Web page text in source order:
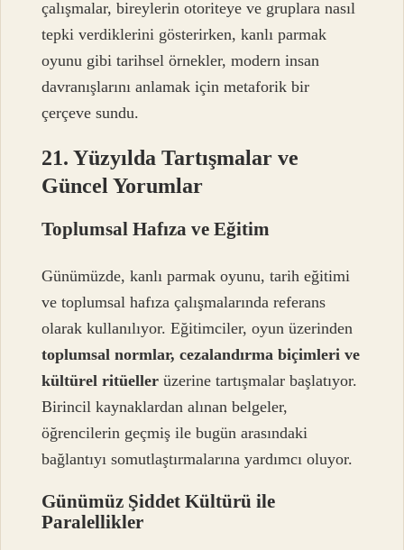
çalışmalar, bireylerin otoriteye ve gruplara nasıl
tepki verdiklerini gösterirken, kanlı parmak
oyunu gibi tarihsel örnekler, modern insan
davranışlarını anlamak için metaforik bir
çerçeve sundu.
21. Yüzyılda Tartışmalar ve
Güncel Yorumlar
Toplumsal Hafıza ve Eğitim
Günümüzde, kanlı parmak oyunu, tarih eğitimi
ve toplumsal hafıza çalışmalarında referans
olarak kullanılıyor. Eğitimciler, oyun üzerinden
toplumsal normlar, cezalandırma biçimleri ve
kültürel ritüeller üzerine tartışmalar başlatıyor.
Birincil kaynaklardan alınan belgeler,
öğrencilerin geçmiş ile bugün arasındaki
bağlantıyı somutlaştırmalarına yardımcı oluyor.
Günümüz Şiddet Kültürü ile
Paralellikler